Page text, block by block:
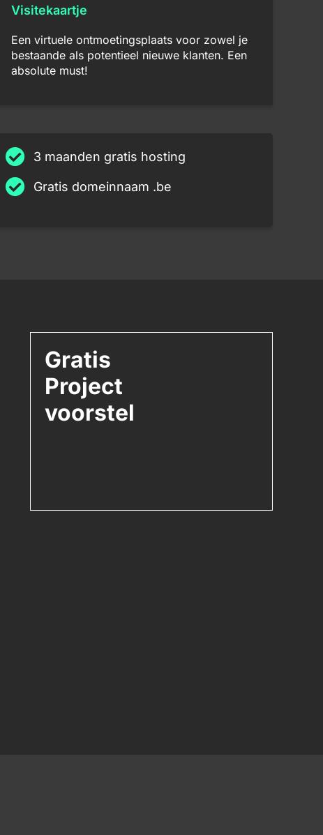
Visitekaartje
Een virtuele ontmoetingsplaats voor zowel je
bestaande als potentieel nieuwe klanten. Een
absolute must!
3 maanden gratis hosting
Gratis domeinnaam .be
Gratis
Project
voorstel